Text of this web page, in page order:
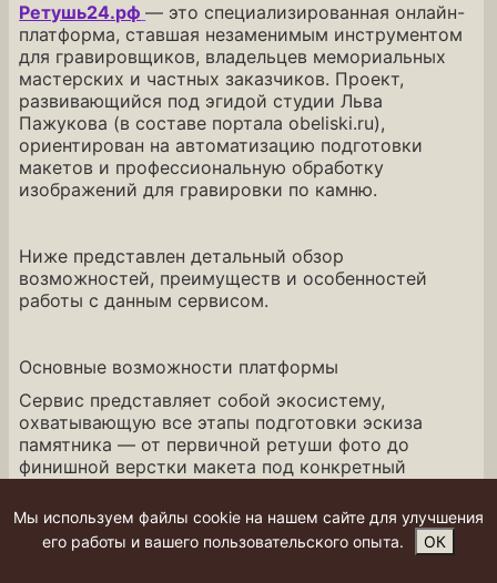
Ретушь24.рф — это специализированная онлайн-
платформа, ставшая незаменимым инструментом
для гравировщиков, владельцев мемориальных
мастерских и частных заказчиков. Проект,
развивающийся под эгидой студии Льва
Пажукова (в составе портала obeliski.ru),
ориентирован на автоматизацию подготовки
макетов и профессиональную обработку
изображений для гравировки по камню.
Ниже представлен детальный обзор
возможностей, преимуществ и особенностей
работы с данным сервисом.
Основные возможности платформы
Сервис представляет собой экосистему,
охватывающую все этапы подготовки эскиза
памятника — от первичной ретуши фото до
финишной верстки макета под конкретный
1. Профессиональный онлайн-конструктор
Мы используем файлы cookie на нашем сайте для улучшения
его работы и вашего пользовательского опыта.
ОК